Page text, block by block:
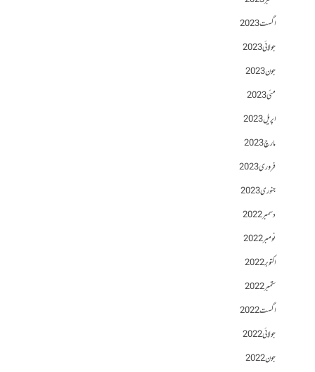
اگست 2023
جولائی 2023
جون 2023
مئی 2023
اپریل 2023
مارچ 2023
فروری 2023
جنوری 2023
دسمبر 2022
نومبر 2022
اکتوبر 2022
ستمبر 2022
اگست 2022
جولائی 2022
جون 2022